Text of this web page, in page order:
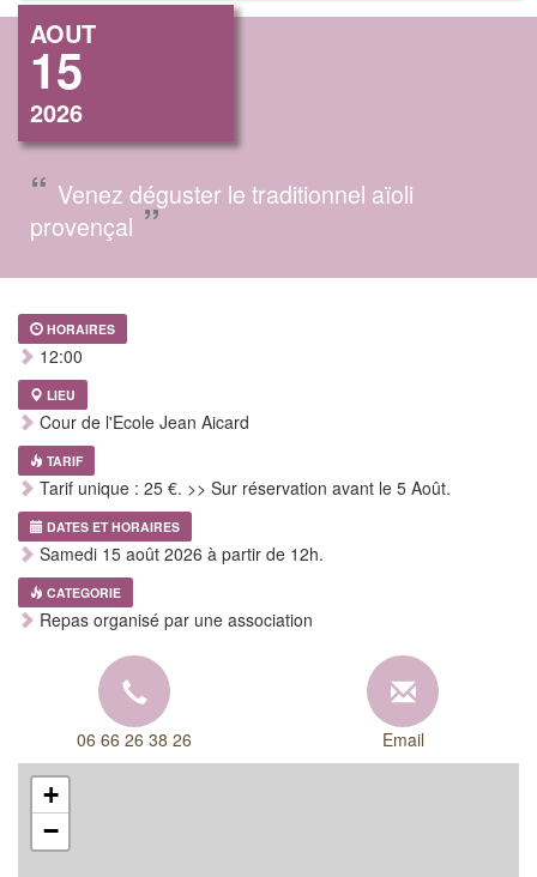
AOUT
15
2026
“ Venez déguster le traditionnel aïoli
provençal ”
HORAIRES
12:00
LIEU
Cour de l'Ecole Jean Aicard
TARIF
Tarif unique : 25 €. >> Sur réservation avant le 5 Août.
DATES ET HORAIRES
Samedi 15 août 2026 à partir de 12h.
CATEGORIE
Repas organisé par une association
06 66 26 38 26 Email
+
−